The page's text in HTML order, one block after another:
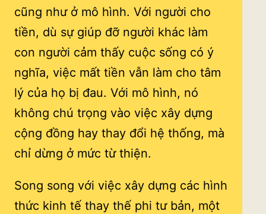
cũng như ở mô hình. Với người cho
tiền, dù sự giúp đỡ người khác làm
con người cảm thấy cuộc sống có ý
nghĩa, việc mất tiền vẫn làm cho tâm
lý của họ bị đau. Với mô hình, nó
không chú trọng vào việc xây dựng
cộng đồng hay thay đổi hệ thống, mà
chỉ dừng ở mức từ thiện.
Song song với việc xây dựng các hình
thức kinh tế thay thế phi tư bản, một